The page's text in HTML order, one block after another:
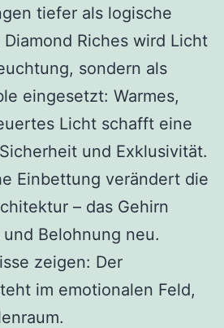
tiefer als logische
Riches wird Licht
sondern als
eingesetzt: Warmes,
Licht schafft eine
und Exklusivität.
Einbettung verändert die
– das Gehirn
Belohnung neu.
zeigen: Der
im emotionalen Feld,